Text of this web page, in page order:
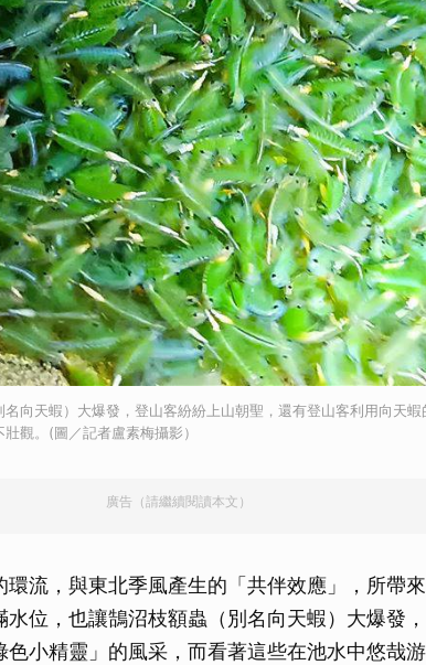
向天蝦）大爆發，登山客紛紛上山朝聖，還有登山客利用向天
觀。(圖／記者盧素梅攝影）
廣告（請繼續閱讀本文）
流，與東北季風產生的「共伴效應」，所帶
水位，也讓鵠沼枝額蟲（別名向天蝦）大爆發
色小精靈」的風采，而看著這些在池水中悠哉